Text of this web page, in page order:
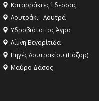
Καταρράκτες Έδεσσας
Λουτράκι - Λουτρά
Υδροβιότοπος Άγρα
Λίμνη Βεγορίτιδα
Πηγές Λουτρακίου (Πόζαρ)
Μαύρο Δάσος